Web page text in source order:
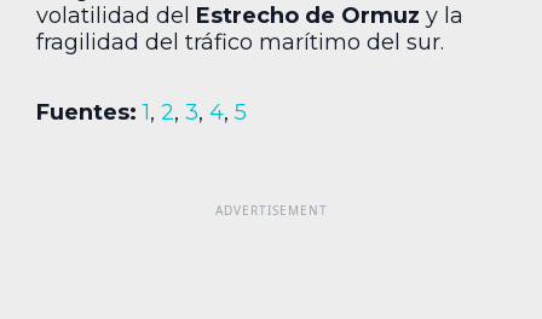
volatilidad del Estrecho de Ormuz y la
fragilidad del tráfico marítimo del sur.
Fuentes: 1, 2, 3, 4, 5